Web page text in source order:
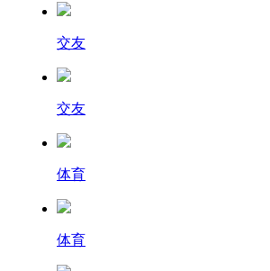
交友
交友
体育
体育